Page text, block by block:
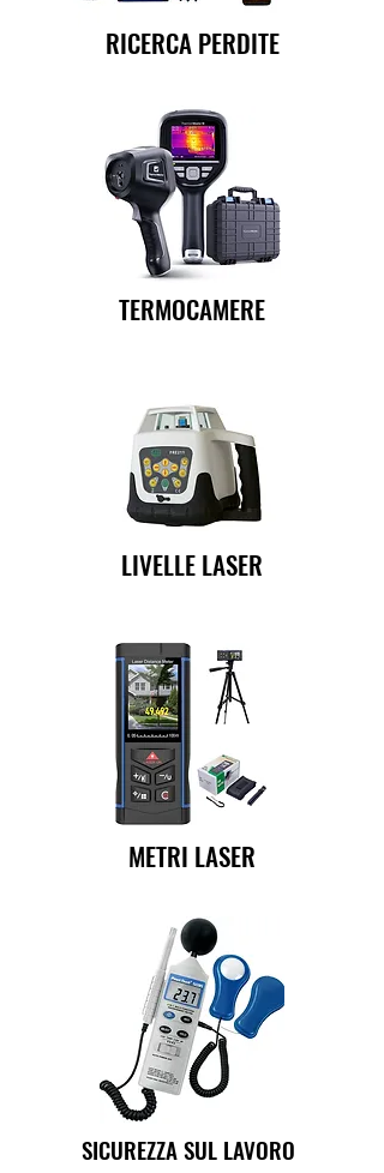
RICERCA PERDITE
TERMOCAMERE
LIVELLE LASER
METRI LASER
SICUREZZA SUL LAVORO